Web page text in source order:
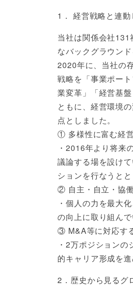
1． 経営戦略と連
当社は関係会社
なバックグラウン
2020年に、当社の
戦略を「事業ポー
業変革」「経営基
ともに、経営環境
点としました。
① 多様性に富む経
・2016年より将来
議論する場を設け
ションを行なうと
② 自主・自立・協
・個人の力を最大
の向上に取り組んで
③ M&A等に対応す
・2万ポジション
的キャリア形成を進
2．歴史から見るグ